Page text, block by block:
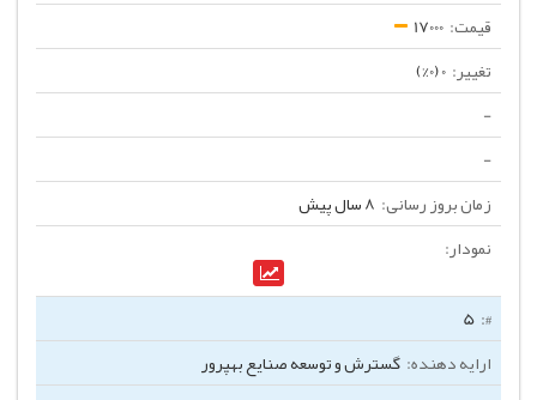
17000
0 (0%)
-
-
8 سال پیش
5
گسترش و توسعه صنایع بهپرور